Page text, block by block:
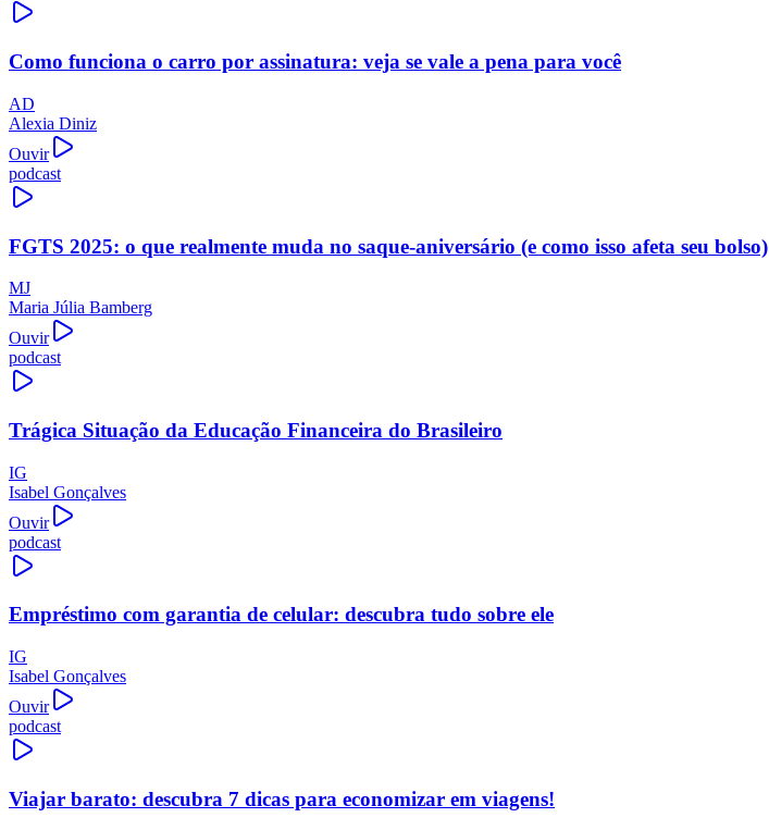
Como funciona o carro por assinatura: veja se vale a pena para você
AD
Alexia Diniz
Ouvir
podcast
FGTS 2025: o que realmente muda no saque-aniversário (e como isso afeta seu bolso)
MJ
Maria Júlia Bamberg
Ouvir
podcast
Trágica Situação da Educação Financeira do Brasileiro
IG
Isabel Gonçalves
Ouvir
podcast
Empréstimo com garantia de celular: descubra tudo sobre ele
IG
Isabel Gonçalves
Ouvir
podcast
Viajar barato: descubra 7 dicas para economizar em viagens!